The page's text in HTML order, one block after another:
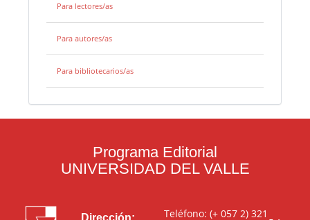
Para lectores/as
Para autores/as
Para bibliotecarios/as
Programa Editorial
UNIVERSIDAD DEL VALLE
Dirección: Teléfono: (+ 057 2) 321